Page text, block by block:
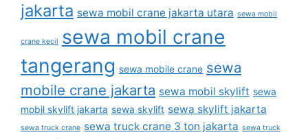
jakarta sewa mobil crane jakarta utara sewa mobil
crane kecil sewa mobil crane
tangerang sewa mobile crane sewa
mobile crane jakarta sewa mobil skylift sewa
mobil skylift jakarta sewa skylift sewa skylift jakarta
sewa truck crane sewa truck crane 3 ton jakarta sewa truck